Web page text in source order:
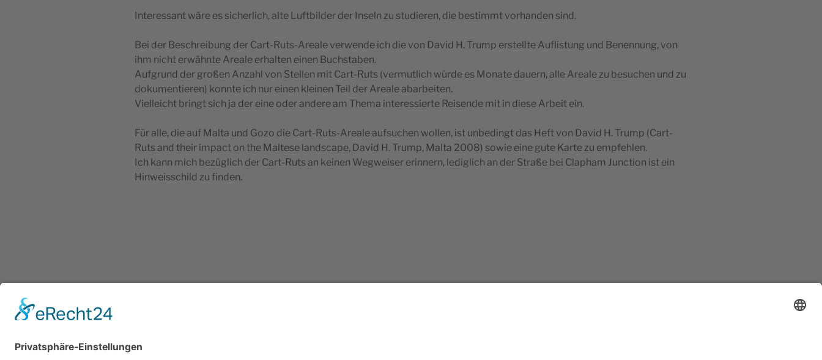
Interessant wäre es sicherlich, alte Luftbilder der Inseln zu studieren, die bestimmt vorhanden sind.
Bei der Beschreibung der Cart-Ruts-Areale verwende ich die von David H. Trump erstellte Auflistung und Benennung, von
ihm nicht erwähnte Areale erhalten einen Buchstaben.
Aufgrund der großen Anzahl von Stellen mit Cart-Ruts (vermutlich würde es Monate dauern, alle Areale zu besuchen und zu
dokumentieren) konnte ich nur einen kleinen Teil der Areale abarbeiten.
Vielleicht bringt sich ja der eine oder andere am Thema interessierte Reisende mit in diese Arbeit ein.
Für alle, die auf Malta und Gozo die Cart-Ruts-Areale aufsuchen wollen, ist unbedingt das Heft von David H. Trump (Cart-
Ruts and their impact on the Maltese landscape, David H. Trump, Malta 2008) sowie eine gute Karte zu empfehlen.
Ich kann mich bezüglich der Cart-Ruts an keinen Wegweiser erinnern, lediglich an der Straße bei Clapham Junction ist ein
Hinweisschild zu finden.